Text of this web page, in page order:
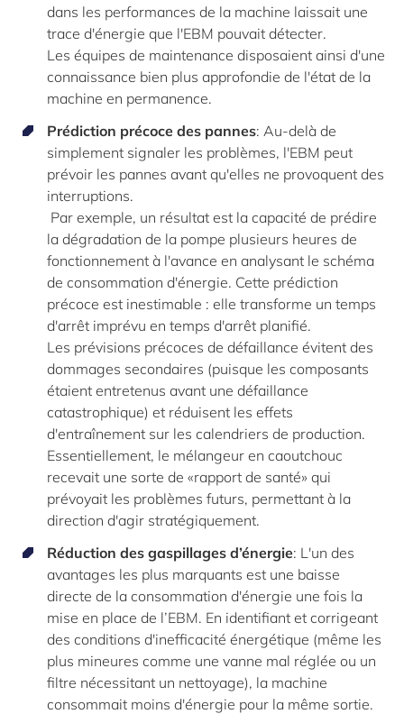
dans les performances de la machine laissait une
trace d'énergie que l'EBM pouvait détecter.
Les équipes de maintenance disposaient ainsi d'une
connaissance bien plus approfondie de l'état de la
machine en permanence.
Prédiction précoce des pannes: Au-delà de
simplement signaler les problèmes, l'EBM peut
prévoir les pannes avant qu'elles ne provoquent des
interruptions.
Par exemple, un résultat est la capacité de prédire
la dégradation de la pompe plusieurs heures de
fonctionnement à l'avance en analysant le schéma
de consommation d'énergie. Cette prédiction
précoce est inestimable : elle transforme un temps
d'arrêt imprévu en temps d'arrêt planifié.
Les prévisions précoces de défaillance évitent des
dommages secondaires (puisque les composants
étaient entretenus avant une défaillance
catastrophique) et réduisent les effets
d'entraînement sur les calendriers de production.
Essentiellement, le mélangeur en caoutchouc
recevait une sorte de «rapport de santé» qui
prévoyait les problèmes futurs, permettant à la
direction d'agir stratégiquement.
Réduction des gaspillages d’énergie: L'un des
avantages les plus marquants est une baisse
directe de la consommation d'énergie une fois la
mise en place de l’EBM. En identifiant et corrigeant
des conditions d'inefficacité énergétique (même les
plus mineures comme une vanne mal réglée ou un
filtre nécessitant un nettoyage), la machine
consommait moins d'énergie pour la même sortie.